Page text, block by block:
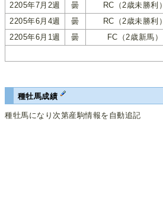
2205年7月2週 曇 RC（2歳未勝利）
2205年6月4週
曇 RC（2歳未勝利）
2205年6月1週
曇 FC（2歳新馬）
種牡馬成績
種牡馬になり次第産駒情報を自動追記